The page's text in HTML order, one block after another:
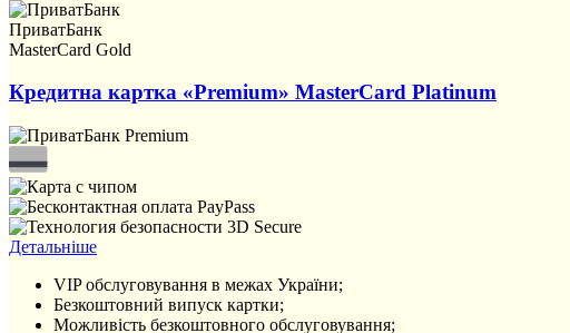
ПриватБанк
MasterCard Gold
Кредитна картка «Premium» MasterCard Platinum
Детальніше
VIP обслуговування в межах України;
Безкоштовний випуск картки;
Можливість безкоштовного обслуговування;